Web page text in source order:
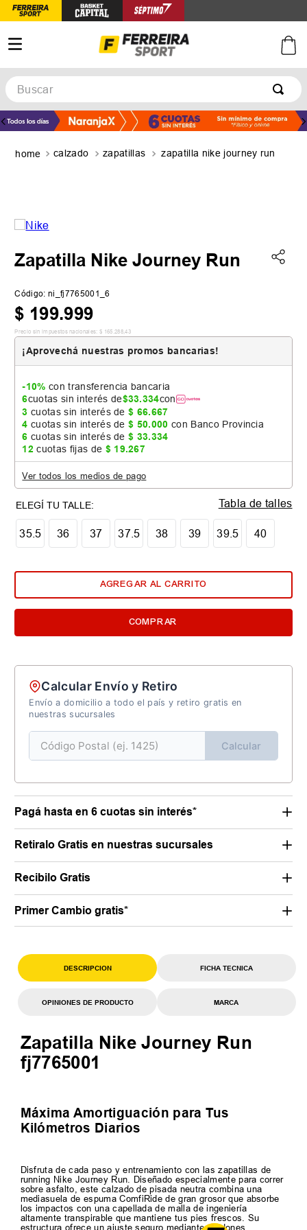
Buscar
calzado zapatillas zapatilla nike journey run
Zapatilla Nike Journey Run
Código: ni_fj7765001_6
$ 199.999
Precio sin impuestos nacionales: $ 165 288,43
¡Aprovechá nuestras promos bancarias!
-10% con transferencia bancaria
6cuotas sin interés de$33.334con
3 cuotas sin interés de$ 66.667
4 cuotas sin interés de$ 50.000 con Banco Provincia
6 cuotas sin interés de$ 33.334
12 cuotas fijas de $ 19.267
Ver todos los medios de pago
35.5 36 37 37.5 38 39 39.5 40
Tabla de talles
AGREGAR AL CARRITO
COMPRAR
Calcular Envío y Retiro
Envío a domicilio a todo el país y retiro gratis en
nuestras sucursales
Calcular
Pagá hasta en 6 cuotas sin interés*
Retiralo Gratis en nuestras sucursales
Recibilo Gratis
Primer Cambio gratis*
DESCRIPCION FICHA TECNICA
OPINIONES DE PRODUCTO MARCA
Zapatilla Nike Journey Run
fj7765001
Máxima Amortiguación para Tus
Kilómetros Diarios
Disfruta de cada paso y entrenamiento con las zapatillas de
running Nike Journey Run. Diseñado especialmente para correr
sobre asfalto, este calzado de pisada neutra combina una
mediasuela de espuma ComfiRide de gran grosor que absorbe
los impactos con una capellada de malla de ingeniería
altamente transpirable que mantiene tus pies frescos. Su
estructura ofrece un ajuste seguro mediante cordones
TÉRMINOS MÁS BUSCADOS
5. zapatillas adidas